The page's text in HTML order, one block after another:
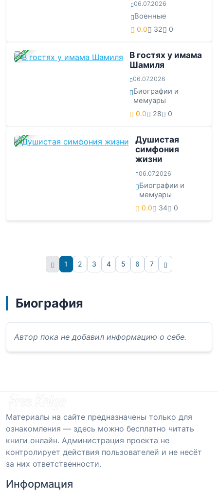
06.07.2026
Военные
0.0 32 0
ЗАВЕРШЕНА
В гостях у имама
Шамиля
06.07.2026
Биографии и
мемуары
0.0 28 0
ЗАВЕРШЕНА
Душистая
симфония
жизни
06.07.2026
Биографии и
мемуары
0.0 34 0
1 2 3 4 5 6 7
Вперёд
Биография
Автор пока не добавил информацию о себе.
Материалы на сайте предназначены только для
ознакомления — здесь можно бесплатно читать
книги онлайн. Администрация проекта не
контролирует действия пользователей и не несёт
за них ответственности.
Информация